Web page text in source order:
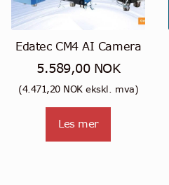
Edatec CM4 AI Camera
5.589,00 NOK
(4.471,20 NOKekskl. mva)
Les mer